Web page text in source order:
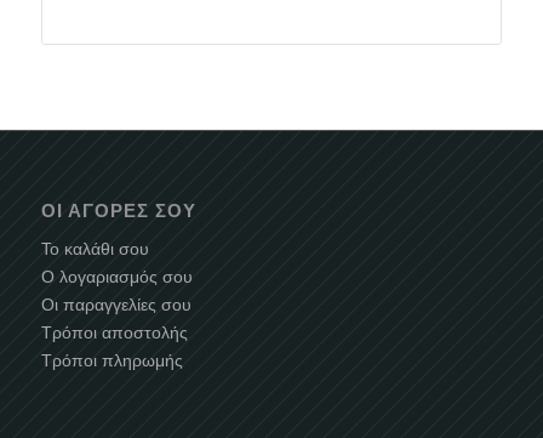
ΟΙ ΑΓΟΡΈΣ ΣΟΥ
Το καλάθι σου
Ο λογαριασμός σου
Οι παραγγελίες σου
Τρόποι αποστολής
Τρόποι πληρωμής